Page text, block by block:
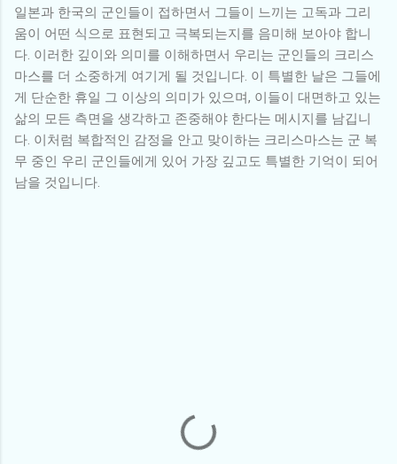
일본과 한국의 군인들이 접하면서 그들이 느끼는 고독과 그리
움이 어떤 식으로 표현되고 극복되는지를 음미해 보아야 합니
다. 이러한 깊이와 의미를 이해하면서 우리는 군인들의 크리스
마스를 더 소중하게 여기게 될 것입니다. 이 특별한 날은 그들에
게 단순한 휴일 그 이상의 의미가 있으며, 이들이 대면하고 있는
삶의 모든 측면을 생각하고 존중해야 한다는 메시지를 남깁니
다. 이처럼 복합적인 감정을 안고 맞이하는 크리스마스는 군 복
무 중인 우리 군인들에게 있어 가장 깊고도 특별한 기억이 되어
남을 것입니다.